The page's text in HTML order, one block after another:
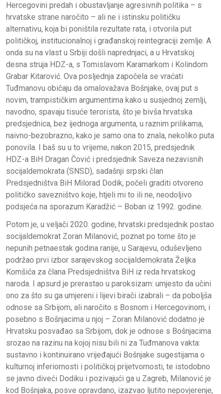
Hercegovini predah i obustavljanje agresivnih politika – s
hrvatske strane naročito – ali ne i istinsku političku
alternativu, koja bi poništila rezultate rata, i otvorila put
političkoj, institucionalnoj i građanskoj reintegraciji zemlje. A
onda su na vlast u Srbiji došli naprednjaci, a u Hrvatskoj
desna struja HDZ-a, s Tomislavom Karamarkom i Kolindom
Grabar Kitarović. Ova posljednja započela se vraćati
Tuđmanovu običaju da omalovažava Bošnjake, ovaj put s
novim, trampističkim argumentima kako u susjednoj zemlji,
navodno, spavaju tisuće terorista, što je bivša hrvatska
predsjednica, bez ijednoga argumenta, u raznim prilikama,
naivno-bezobrazno, kako je samo ona to znala, nekoliko puta
ponovila. I baš su u to vrijeme, nakon 2015, predsjednik
HDZ-a BiH Dragan Čović i predsjednik Saveza nezavisnih
socijaldemokrata (SNSD), sadašnji srpski član
Predsjedništva BiH Milorad Dodik, počeli graditi otvoreno
političko savezništvo koje, htjeli mi to ili ne, neodoljivo
podsjeća na sporazum Karadžić – Boban iz 1992. godine.
Potom je, u veljači 2020. godine, hrvatski predsjednik postao
socijaldemokrat Zoran Milanović, poznat po tome što je
nepunih petnaestak godina ranije, u Sarajevu, oduševljeno
podržao prvi izbor sarajevskog socijaldemokrata Željka
Komšića za člana Predsjedništva BiH iz reda hrvatskog
naroda. I apsurd je prerastao u paroksizam: umjesto da učini
ono za što su ga umjereni i lijevi birači izabrali – da poboljša
odnose sa Srbijom, ali naročito s Bosnom i Hercegovinom, i
posebno s Bošnjacima u njoj – Zoran Milanović dodatno je
Hrvatsku posvađao sa Srbijom, dok je odnose s Bošnjacima
srozao na razinu na kojoj nisu bili ni za Tuđmanova vakta:
sustavno i kontinuirano vrijeđajući Bošnjake sugestijama o
kulturnoj inferiornosti i političkoj prijetvornosti, te istodobno
se javno diveći Dodiku i pozivajući ga u Zagreb, Milanović je
kod Bošnjaka, posve opravdano, izazvao ljutito nepovjerenje,